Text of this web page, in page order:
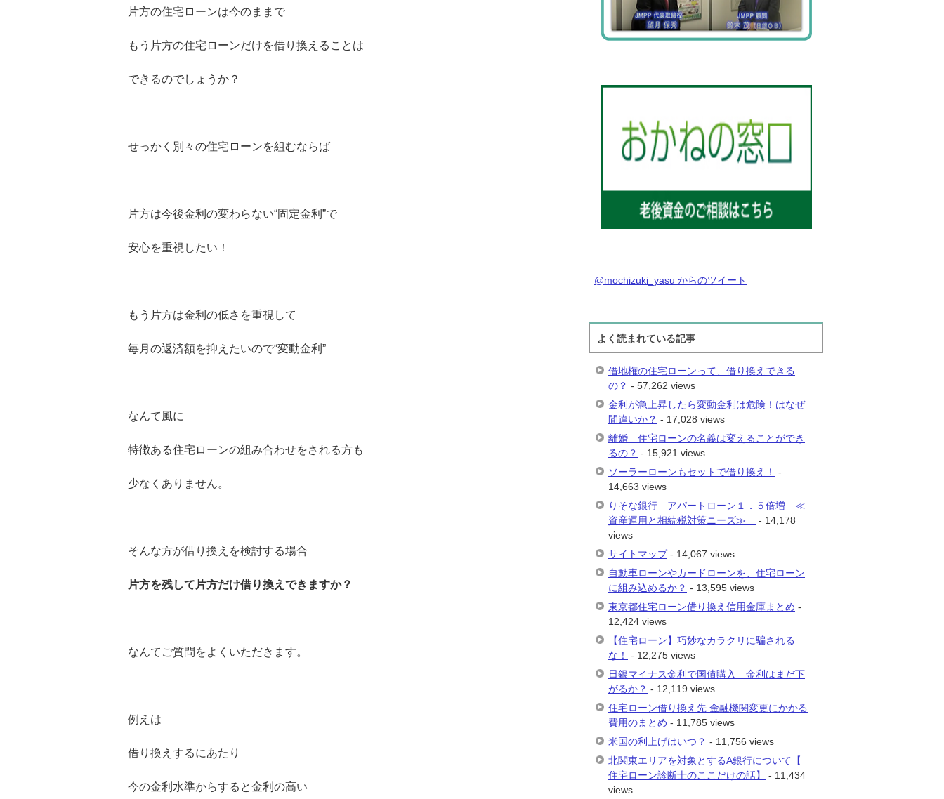
片方の住宅ローンは今のままで
もう片方の住宅ローンだけを借り換えることは
できるのでしょうか？
せっかく別々の住宅ローンを組むならば
片方は今後金利の変わらない“固定金利”で
安心を重視したい！
もう片方は金利の低さを重視して
毎月の返済額を抑えたいので“変動金利”
なんて風に
特徴ある住宅ローンの組み合わせをされる方も
少なくありません。
そんな方が借り換えを検討する場合
片方を残して片方だけ借り換えできますか？
なんてご質問をよくいただきます。
例えは
借り換えするにあたり
今の金利水準からすると金利の高い
@mochizuki_yasu からのツイート
よく読まれている記事
借地権の住宅ローンって、借り換えできる
の？ - 57,262 views
金利が急上昇したら変動金利は危険！はなぜ
間違いか？ - 17,028 views
離婚 住宅ローンの名義は変えることができ
るの？ - 15,921 views
ソーラーローンもセットで借り換え！
-
14,663 views
りそな銀行 アパートローン１．５倍増 ≪
資産運用と相続税対策ニーズ≫
- 14,178
views
サイトマップ- 14,067 views
自動車ローンやカードローンを、住宅ローン
に組み込めるか？ - 13,595 views
東京都住宅ローン借り換え信用金庫まとめ -
12,424 views
【住宅ローン】巧妙なカラクリに騙される
な！
- 12,275 views
日銀マイナス金利で国債購入 金利はまだ下
がるか？ - 12,119 views
住宅ローン借り換え先 金融機関変更にかかる
費用のまとめ - 11,785 views
米国の利上げはいつ？ - 11,756 views
北関東エリアを対象とするA銀行について【
住宅ローン診断士のここだけの話】
- 11,434
views